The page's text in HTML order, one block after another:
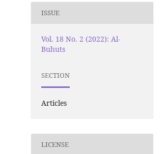
ISSUE
Vol. 18 No. 2 (2022): Al-
Buhuts
SECTION
Articles
LICENSE